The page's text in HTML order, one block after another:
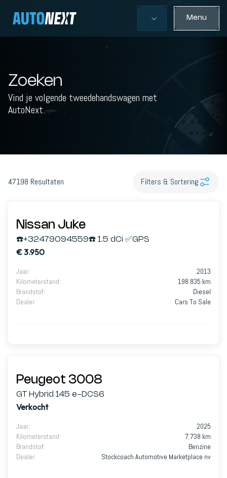
Menu
Zoeken
Vind je volgende tweedehandswagen met
AutoNext.
47198 Resultaten Filters & Sortering
Nissan Juke
☎️+32479094559☎️ 1.5 dCi ✅GPS
€ 3.950
Jaar:
2013
Kilometerstand:
198.835 km
Brandstof:
Diesel
Dealer: Cars To Sale
Peugeot 3008
GT Hybrid 145 e-DCS6
Verkocht
Jaar:
2025
Kilometerstand:
7.738 km
Brandstof:
Benzine
Dealer: Stockcoach Automotive Marketplace nv